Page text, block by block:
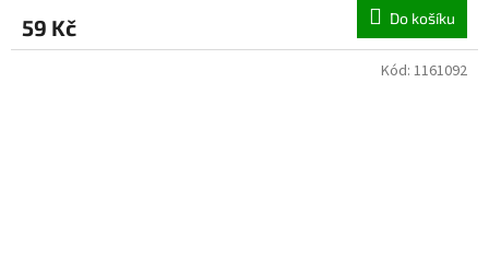
59 Kč Do košíku
Kód: 1161092